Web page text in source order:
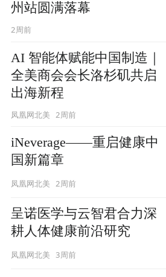
州站圆满落幕
2周前
AI 智能体赋能中国制造｜
全美商会会长洛杉矶共启
出海新程
凤凰网北美 2周前
iNeverage——重启健康中
国新篇章
凤凰网北美 2周前
呈诺医学与云智君合力深
耕人体健康前沿研究
凤凰网北美 3周前